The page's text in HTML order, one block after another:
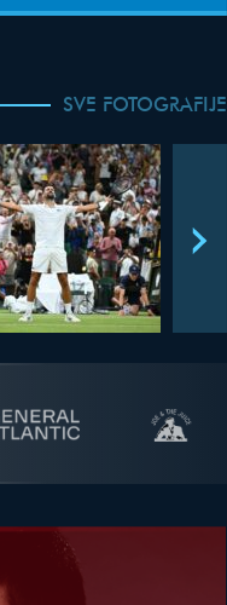
SVE FOTOGRAFIJE